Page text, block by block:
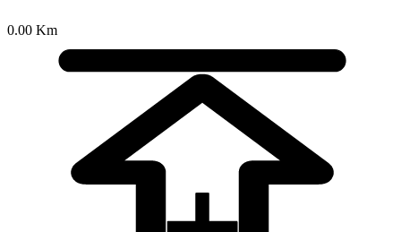
0.00 Km